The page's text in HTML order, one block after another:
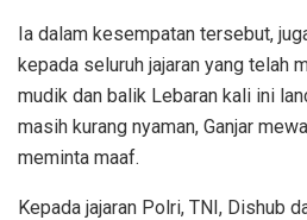
Ia dalam kesempatan tersebut,
kepada seluruh jajaran yang telah
mudik dan balik Lebaran kali ini
masih kurang nyaman, Ganjar
meminta maaf.
Kepada jajaran Polri, TNI, Dishub